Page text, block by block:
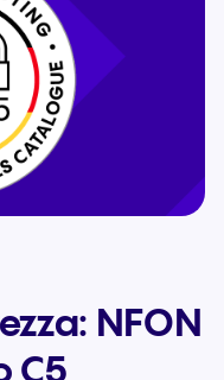
NFON
C5